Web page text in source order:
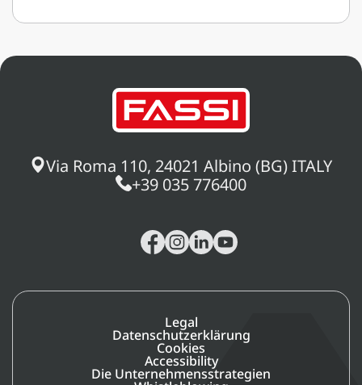
Via Roma 110, 24021 Albino (BG) ITALY
+39 035 776400
Legal
Datenschutzerklärung
Cookies
Accessibility
Die Unternehmensstrategien